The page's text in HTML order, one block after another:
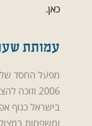
כאן.
עמותת
מפעל החסד
2006
בישראל כגוף
ומשפחות